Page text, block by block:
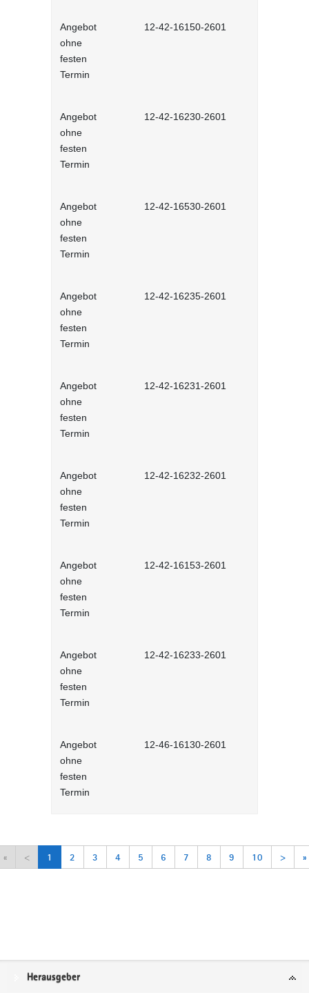
Angebot
ohne
festen
Termin
12-42-16150-2601
Angebot
ohne
festen
Termin
12-42-16230-2601
Angebot
ohne
festen
Termin
12-42-16530-2601
Angebot
ohne
festen
Termin
12-42-16235-2601
Angebot
ohne
festen
Termin
12-42-16231-2601
Angebot
ohne
festen
Termin
12-42-16232-2601
Angebot
ohne
festen
Termin
12-42-16153-2601
Angebot
ohne
festen
Termin
12-42-16233-2601
Angebot
ohne
festen
Termin
12-46-16130-2601
« < 1 2 3 4 5 6 7 8 9 10 > »
Service
Herausgeber